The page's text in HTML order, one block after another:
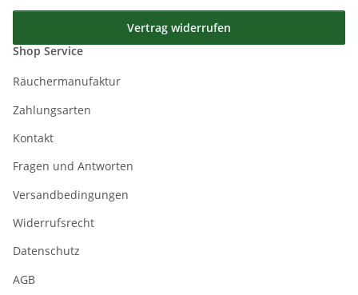
Vertrag widerrufen
Shop Service
Räuchermanufaktur
Zahlungsarten
Kontakt
Fragen und Antworten
Versandbedingungen
Widerrufsrecht
Datenschutz
AGB